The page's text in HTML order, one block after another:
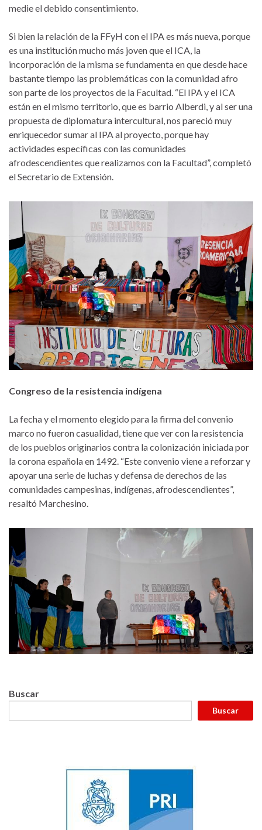
medie el debido consentimiento.
Si bien la relación de la FFyH con el IPA es más nueva, porque
es una institución mucho más joven que el ICA, la
incorporación de la misma se fundamenta en que desde hace
bastante tiempo las problemáticas con la comunidad afro
son parte de los proyectos de la Facultad. “El IPA y el ICA
están en el mismo territorio, que es barrio Alberdi, y al ser una
propuesta de diplomatura intercultural, nos pareció muy
enriquecedor sumar al IPA al proyecto, porque hay
actividades específicas con las comunidades
afrodescendientes que realizamos con la Facultad”, completó
el Secretario de Extensión.
Congreso de la resistencia indígena
La fecha y el momento elegido para la firma del convenio
marco no fueron casualidad, tiene que ver con la resistencia
de los pueblos originarios contra la colonización iniciada por
la corona española en 1492. “Este convenio viene a reforzar y
apoyar una serie de luchas y defensa de derechos de las
comunidades campesinas, indígenas, afrodescendientes”,
resaltó Marchesino.
Buscar
Buscar